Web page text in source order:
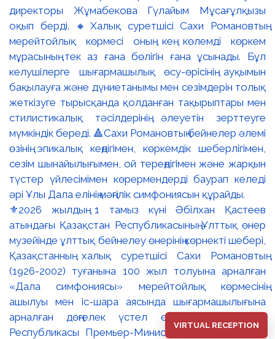
⚜️2026 жылдың 1 тамыз күні Әбілхан Қастеев
атындағы Қазақстан Республикасының Ұлттық өнер
музейінде ұлттық бейнелеу өнерінің көрнекті шебері,
Қазақстанның халық суретшісі Сахи Романовтың
(1926-2002) туғанына 100 жыл толуына арналған
«Дала симфониясы» мерейтойлық көрмесінің
ашылуы мен іс-шара аясында шығармашылығына
арналған дөңгелек үстел өтті. 🔹Қазақстан
Республикасы Премьер-Министрінің орынбасары –
VIRTUAL RECEPTION